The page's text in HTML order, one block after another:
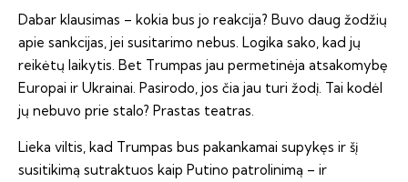
Dabar klausimas – kokia bus jo reakcija? Buvo daug žodžių
apie sankcijas, jei susitarimo nebus. Logika sako, kad jų
reikėtų laikytis. Bet Trumpas jau permetinėja atsakomybę
Europai ir Ukrainai. Pasirodo, jos čia jau turi žodį. Tai kodėl
jų nebuvo prie stalo? Prastas teatras.
Lieka viltis, kad Trumpas bus pakankamai supykęs ir šį
susitikimą sutraktuos kaip Putino patrolinimą – ir